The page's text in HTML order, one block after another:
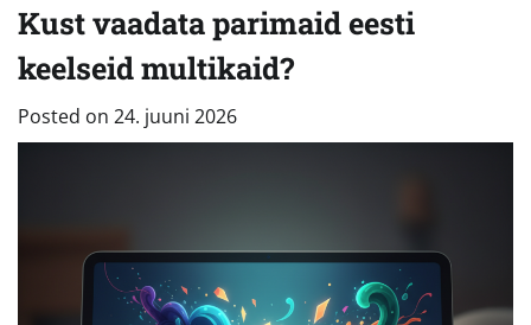
Kust vaadata parimaid eesti
keelseid multikaid?
Posted on 24. juuni 2026